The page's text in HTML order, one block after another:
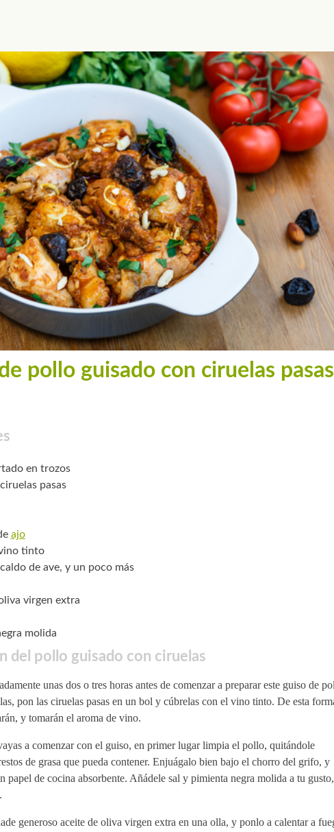
pollo guisado con ciruelas pasas
en trozos
pasas
ajo
tinto
de ave, y un poco más
virgen extra
molida
del pollo guisado con ciruelas
unas dos o tres horas antes de comenzar a preparar este guiso de
pon las ciruelas pasas en un bol y cúbrelas con el vino tinto. De esta
y tomarán el aroma de vino.
a comenzar con el guiso, en primer lugar limpia el pollo, quitándole
de grasa que pueda contener. Enjuágalo bien bajo el chorro del grifo, y
papel de cocina absorbente. Añádele sal y pimienta negra molida a tu
generoso aceite de oliva virgen extra en una olla, y ponlo a calentar a